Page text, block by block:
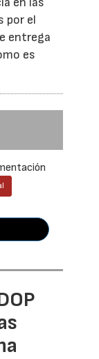
por el
entrega
es